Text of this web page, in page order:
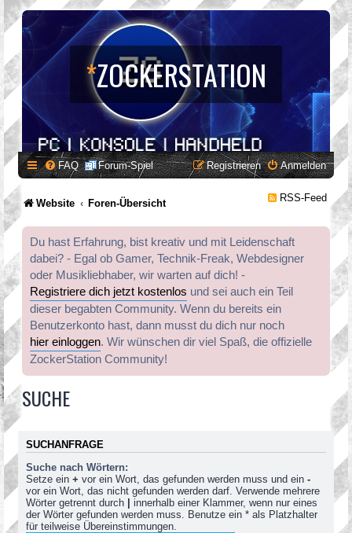
*ZOCKERSTATION
FAQ Forum-Spiel Anmelden
Registrieren
Website Foren-Übersicht RSS-Feed
Du hast Erfahrung, bist kreativ und mit Leidenschaft
dabei? - Egal ob Gamer, Technik-Freak, Webdesigner
oder Musikliebhaber, wir warten auf dich! -
Registriere dich jetzt kostenlos und sei auch ein Teil
dieser begabten Community. Wenn du bereits ein
Benutzerkonto hast, dann musst du dich nur noch
hier einloggen. Wir wünschen dir viel Spaß, die offizielle
ZockerStation Community!
SUCHE
SUCHANFRAGE
Suche nach Wörtern:
Setze ein + vor ein Wort, das gefunden werden muss und ein -
vor ein Wort, das nicht gefunden werden darf. Verwende mehrere
Wörter getrennt durch | innerhalb einer Klammer, wenn nur eines
der Wörter gefunden werden muss. Benutze ein * als Platzhalter
für teilweise Übereinstimmungen.